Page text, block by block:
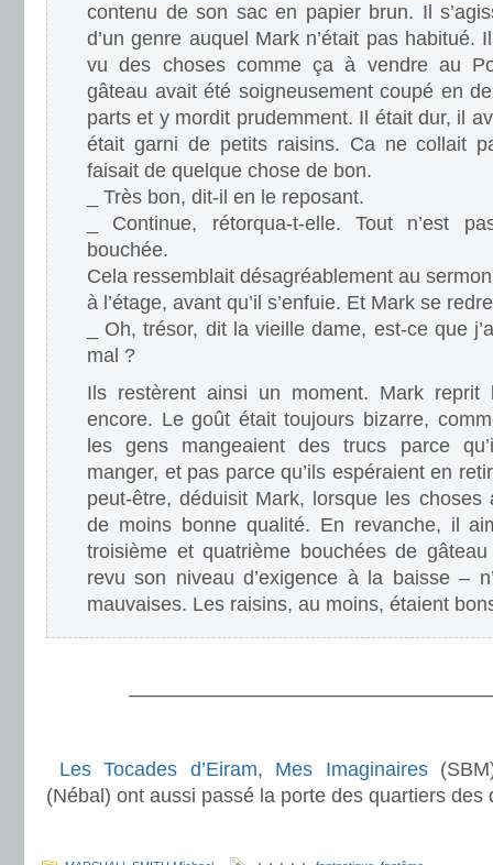
contenu de son sac en papier brun. Il
d’un genre auquel Mark n’était pas habitué.
vu des choses comme ça à vendre au
gâteau avait été soigneusement coupé en
parts et y mordit prudemment. Il était dur, il
était garni de petits raisins. Ca ne collait
faisait de quelque chose de bon.
_ Très bon, dit-il en le reposant.
_ Continue, rétorqua-t-elle. Tout n’est
bouchée.
Cela ressemblait désagréablement au
à l’étage, avant qu’il s’enfuie. Et Mark se
_ Oh, trésor, dit la vieille dame, est-ce que
mal ?
Ils restèrent ainsi un moment. Mark
encore. Le goût était toujours bizarre,
les gens mangeaient des trucs parce
manger, et pas parce qu’ils espéraient en
peut-être, déduisit Mark, lorsque les choses
de moins bonne qualité. En revanche, il
troisième et quatrième bouchées de
revu son niveau d’exigence à la baisse –
mauvaises. Les raisins, au moins, étaient
Les Tocades d’Eiram, Mes Imaginaires
(Nébal) ont aussi passé la porte des quartiers des